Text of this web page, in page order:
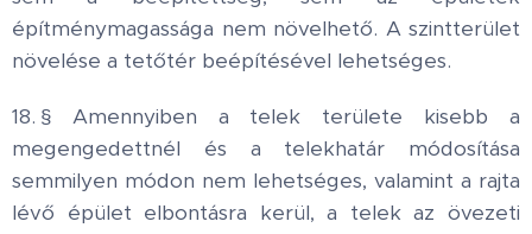
építménymagassága nem növelhető. A szintterület
növelése a tetőtér beépítésével lehetséges.
18. § Amennyiben a telek területe kisebb a
megengedettnél és a telekhatár módosítása
semmilyen módon nem lehetséges, valamint a rajta
lévő épület elbontásra kerül, a telek az övezeti